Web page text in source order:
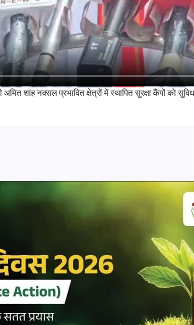
अमित शाह नक्सल प्रभावित क्षेत्रों में स्थापित सुरक्षा कैंपों